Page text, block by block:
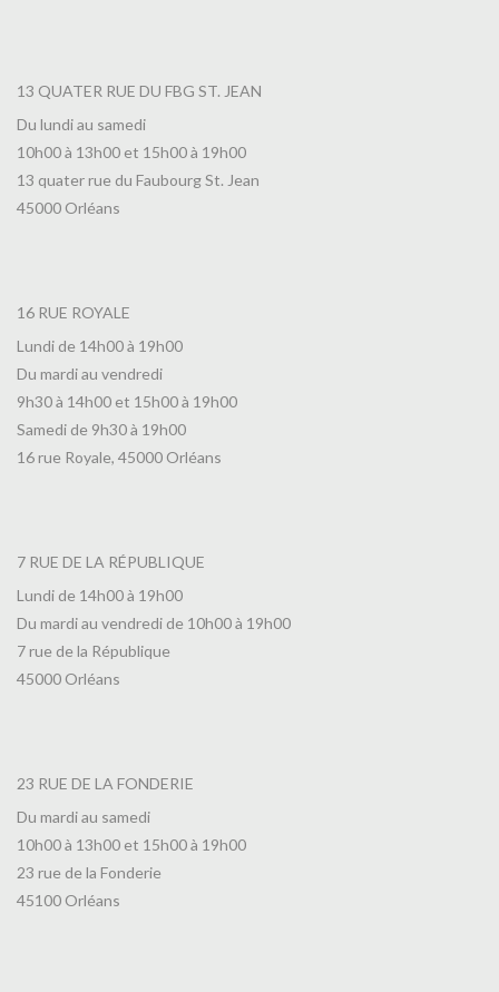
13 QUATER RUE DU FBG ST. JEAN
Du lundi au samedi
10h00 à 13h00 et 15h00 à 19h00
13 quater rue du Faubourg St. Jean
45000 Orléans
16 RUE ROYALE
Lundi de 14h00 à 19h00
Du mardi au vendredi
9h30 à 14h00 et 15h00 à 19h00
Samedi de 9h30 à 19h00
16 rue Royale, 45000 Orléans
7 RUE DE LA RÉPUBLIQUE
Lundi de 14h00 à 19h00
Du mardi au vendredi de 10h00 à 19h00
7 rue de la République
45000 Orléans
23 RUE DE LA FONDERIE
Du mardi au samedi
10h00 à 13h00 et 15h00 à 19h00
23 rue de la Fonderie
45100 Orléans